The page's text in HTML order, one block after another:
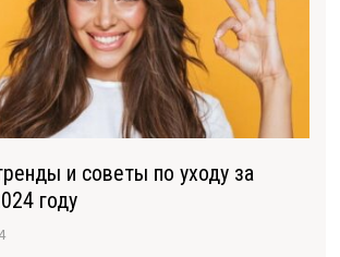
и советы по уходу за
году